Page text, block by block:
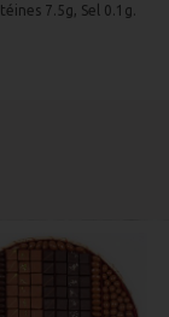
7.5g, Sel 0.1g.